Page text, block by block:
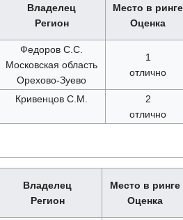
Владелец
Регион
Место в ринге
Оценка
Федоров С.С.
Московская область
Орехово-Зуево
1
отлично
Кривенцов С.М.
2
отлично
Владелец
Регион
Место в ринге
Оценка